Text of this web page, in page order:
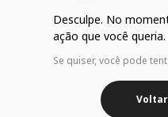
Desculpe. No
ação que você queria.
Se quiser, você pode